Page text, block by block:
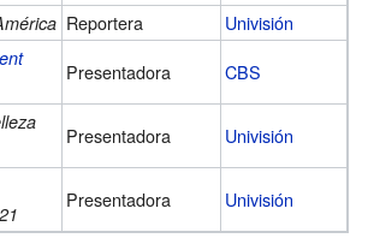
Reportera
Univisión
Presentadora
CBS
Presentadora Univisión
Presentadora Univisión